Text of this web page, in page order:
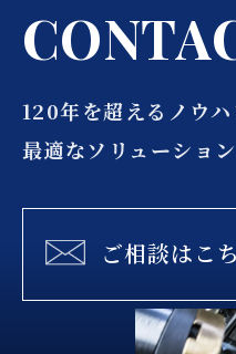
CONTA
120年を超えるノウハ
最適なソリューショ
ご相談はこ